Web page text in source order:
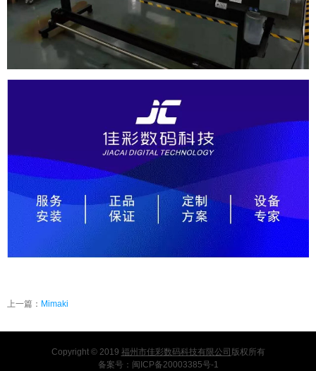
上一篇： Mimaki
Copyright © 2019 福州市佳彩数码科技有限公司 版权所有
备案号： 闽ICP备20003385号-1